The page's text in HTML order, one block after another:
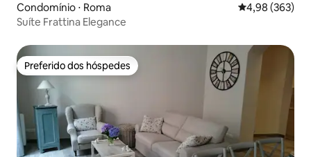
Condomínio ⋅ Roma 4,98 de uma
4,98 (363)
Suíte Frattina Elegance
Preferido dos hóspedes
Preferido dos hóspedes